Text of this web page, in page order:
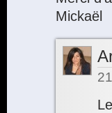
Mickaël